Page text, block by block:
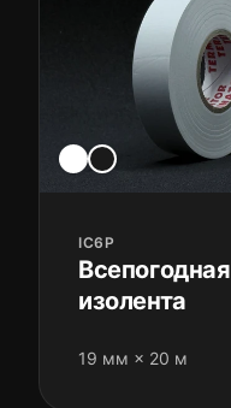
IC6P
Всепогодная
изолента
19 мм × 20 м